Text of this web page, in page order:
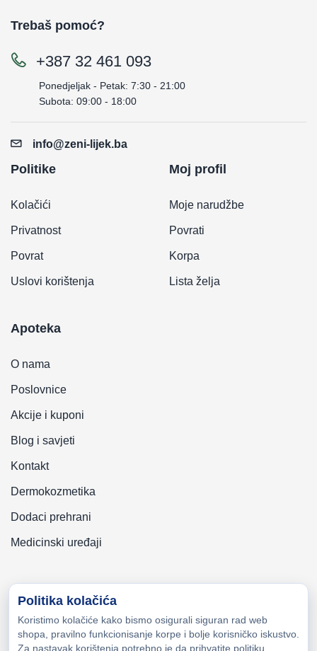
Trebaš pomoć?
+387 32 461 093
Ponedjeljak - Petak: 7:30 - 21:00
Subota: 09:00 - 18:00
info@zeni-lijek.ba
Politike
Kolačići
Privatnost
Povrat
Uslovi korištenja
Moj profil
Moje narudžbe
Povrati
Korpa
Lista želja
Apoteka
O nama
Poslovnice
Akcije i kuponi
Blog i savjeti
Kontakt
Dermokozmetika
Dodaci prehrani
Medicinski uređaji
Copyright © 2026 Zeni-Lijek Apoteka. Sva prava zadržana
Politika kolačića
Koristimo kolačiće kako bismo osigurali siguran rad web
shopa, pravilno funkcionisanje korpe i bolje korisničko iskustvo.
Za nastavak korištenja potrebno je da prihvatite politiku